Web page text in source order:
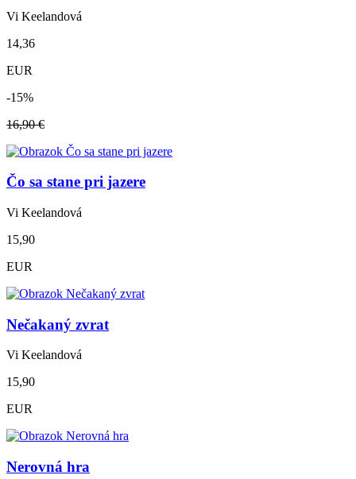
Vi Keelandová
14,36
EUR
-15%
16,90 €
Čo sa stane pri jazere
Vi Keelandová
15,90
EUR
Nečakaný zvrat
Vi Keelandová
15,90
EUR
Nerovná hra